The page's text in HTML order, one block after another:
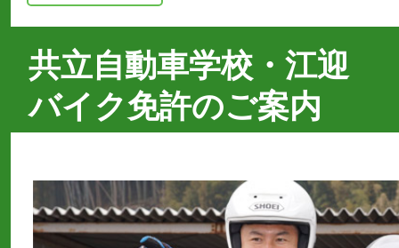
共立自動車学校・江迎
バイク免許のご案内